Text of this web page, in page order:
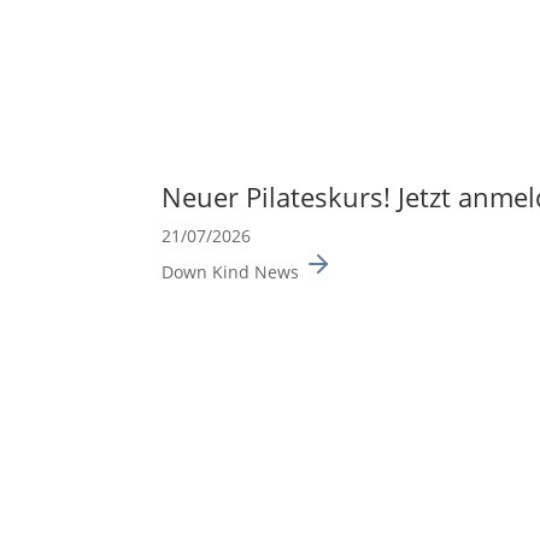
Neuer Pilates­kurs! Jetzt
21/07/2026
Down Kind News